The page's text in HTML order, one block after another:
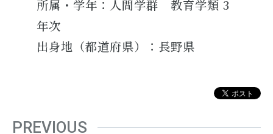
所属・学年：人間学群 教育学類 3
年次
出身地（都道府県）：長野県
PREVIOUS